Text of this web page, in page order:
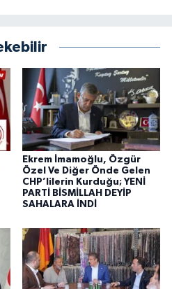
Ekrem İmamoğlu, Özgür
Özel Ve Diğer Önde Gelen
CHP’lilerin Kurduğu; YENİ
PARTİ BİSMİLLAH DEYİP
SAHALARA İNDİ